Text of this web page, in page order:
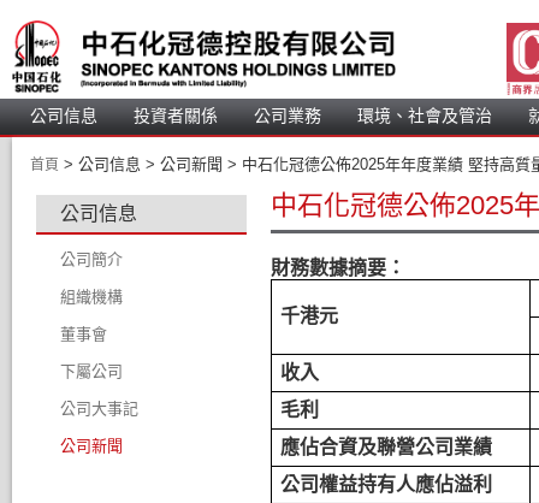
公司信息 投資者關係 公司業務 環境、社會及管治
首頁 > 公司信息 > 公司新聞 > 中石化冠德公佈2025年年度業績 堅持高質
公司信息
公司簡介
組織機構
董事會
董事會成員
董事簡介
審核委員會
下屬公司
公司大事記
公司新聞
中石化冠德公佈2025
財務數據摘要：
千港元
收入
毛利
應佔合資及聯營公司業績
公司權益持有人應佔溢利